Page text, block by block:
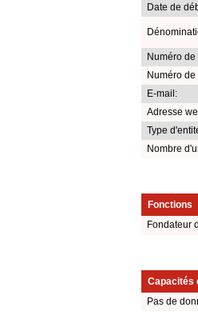
Date de
Numéro
Numéro de
E-mail:
Adresse
Type
Nombre
Fonctions
Fondateur
Capacités
Pas de